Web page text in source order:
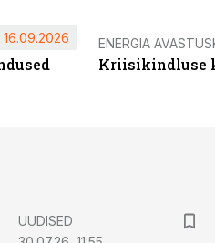
16.09.2026 ENERGIA
Kriisikindluse
UUDISED